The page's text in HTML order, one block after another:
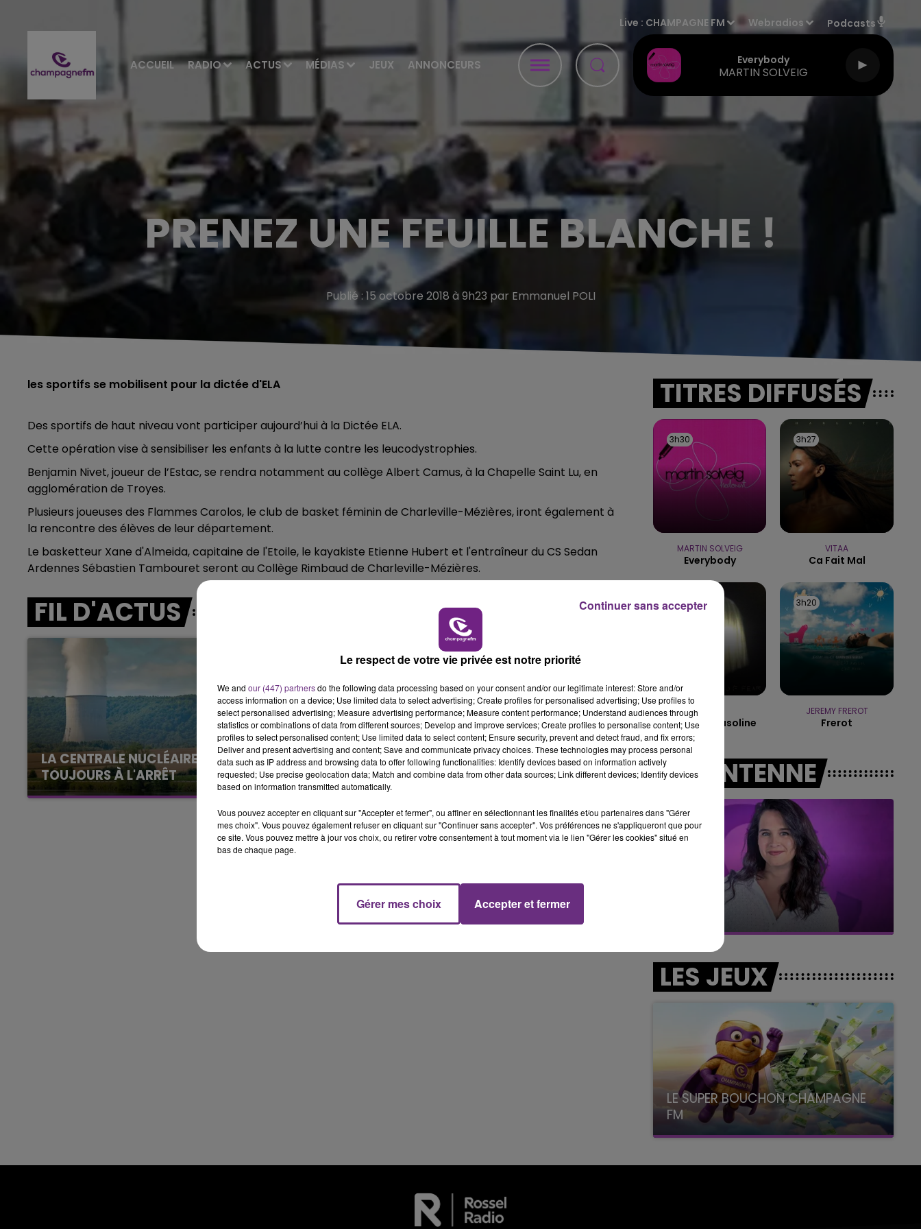
ACCUEIL RADIO ACTUS MÉDIAS JEUX ANNONCEURS
Live : CHAMPAGNE FM Webradios Podcasts
Everybody
MARTIN SOLVEIG
7h00 - 11h00
BEST OF
11h00 - 16h00
LE WEEK-END CHAMPAGNE FM
16h00 - 20h00
LE WEEK-END CHAMPAGNE FM
PRENEZ UNE FEUILLE BLANCHE !
Publié : 15 octobre 2018 à 9h23 par Emmanuel POLI
les sportifs se mobilisent pour la dictée d'ELA
Des sportifs de haut niveau vont participer aujourd’hui à la Dictée ELA.
Cette opération vise à sensibiliser les enfants à la lutte contre les leucodystrophies.
Benjamin Nivet, joueur de l’Estac, se rendra notamment au collège Albert Camus, à la Chapelle Saint Lu, en
agglomération de Troyes.
Plusieurs joueuses des Flammes Carolos, le club de basket féminin de Charleville-Mézières, iront également à
la rencontre des élèves de leur département.
Le basketteur Xane d'Almeida, capitaine de l'Etoile, le kayakiste Etienne Hubert et l'entraîneur du CS Sedan
Ardennes Sébastien Tambouret seront au Collège Rimbaud de Charleville-Mézières.
FIL D'ACTUS
LA CENTRALE NUCLÉAIRE DE CHOOZ
TOUJOURS À L'ARRÊT
Cela fait déjà une semaine que la centrale
nucléaire ardennaise est à l'arrêt. Une situation
justifiée par la sécheresse intense qui est
LE MAGASIN JOUÉCLUB DE REIMS FERME
SES PORTES
C'était l'une des institutions du centre-ville
rémois. Le magasin JouéClub est contraint de
fermer ses portes.
TITRES DIFFUSÉS
3h30
3h30
MARTIN SOLVEIG
Everybody
3h27
3h27
VITAA
Ca Fait Mal
3h23
3h23
Fire Meet Gasoline
3h20
3h20
JEREMY FREROT
Frerot
A L'ANTENNE
16h00 - 20h00
Le Week-end Champagne FM
LES JEUX
LE SUPER BOUCHON CHAMPAGNE
FM
avec La Famille Champagne FM, à 8H10
Le respect de votre vie privée est notre priorité
We and our (447) partnersdo the following data processing based on your consent and/or our legitimate interest: Store and/or
access information on a device; Use limited data to select advertising; Create profiles for personalised advertising; Use profiles to
select personalised advertising; Measure advertising performance; Measure content performance; Understand audiences through
statistics or combinations of data from different sources; Develop and improve services; Create profiles to personalise content; Use
profiles to select personalised content; Use limited data to select content; Ensure security, prevent and detect fraud, and fix errors;
Deliver and present advertising and content; Save and communicate privacy choices. These technologies may process personal
data such as IP address and browsing data to offer following functionalities: Identify devices based on information actively
requested; Use precise geolocation data; Match and combine data from other data sources; Link different devices; Identify devices
based on information transmitted automatically.
Vous pouvez accepter en cliquant sur "Accepter et fermer", ou affiner en sélectionnant les finalités et/ou partenaires dans "Gérer
mes choix". Vous pouvez également refuser en cliquant sur "Continuer sans accepter". Vos préférences ne s'appliqueront que pour
ce site. Vous pouvez mettre à jour vos choix, ou retirer votre consentement à tout moment via le lien "Gérer les cookies" situé en
bas de chaque page.
Gérer mes choix Accepter et fermer
Continuer sans accepter